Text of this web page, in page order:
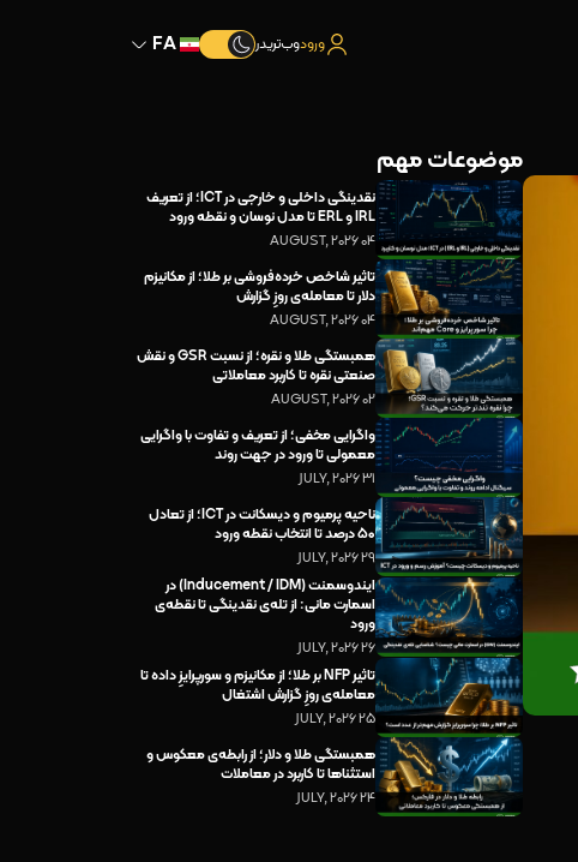
ورودوب‌تریدر
موضوعات مهم
نقدینگی داخلی و خارجی در ICT؛ از تعریف
IRL و ERL تا مدل نوسان و نقطه ورود
04 AUGUST, 2026
تاثیر شاخص خرده‌فروشی بر طلا؛ از مکانیزم
دلار تا معامله‌ی روزِ گزارش
04 AUGUST, 2026
همبستگی طلا و نقره؛ از نسبت GSR و نقش
صنعتی نقره تا کاربرد معاملاتی
02 AUGUST, 2026
واگرایی مخفی؛ از تعریف و تفاوت با واگرایی
معمولی تا ورود در جهت روند
31 JULY, 2026
ناحیه پرمیوم و دیسکانت در ICT؛ از تعادل
۵۰ درصد تا انتخاب نقطه ورود
29 JULY, 2026
ایندوسمنت (Inducement / IDM) در
اسمارت مانی: از تله‌ی نقدینگی تا نقطه‌ی
ورود
26 JULY, 2026
تاثیر NFP بر طلا؛ از مکانیزم و سورپرایزِ داده تا
معامله‌ی روزِ گزارش اشتغال
25 JULY, 2026
همبستگی طلا و دلار؛ از رابطه‌ی معکوس و
استثناها تا کاربرد در معاملات
24 JULY, 2026